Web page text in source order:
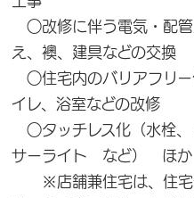
○改修に伴う電気・
え、襖、建具などの交換
○住宅内のバリア
イレ、浴室などの改修
○タッチレス化（水栓、
サーライト など） ほか
※店舗兼住宅は、住宅